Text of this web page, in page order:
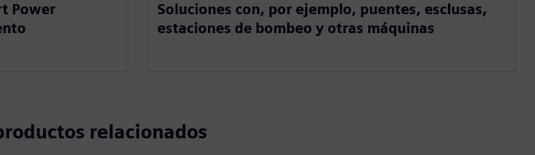
Power
Soluciones con, por ejemplo, puentes, esclusas,
estaciones de bombeo y otras máquinas
relacionados